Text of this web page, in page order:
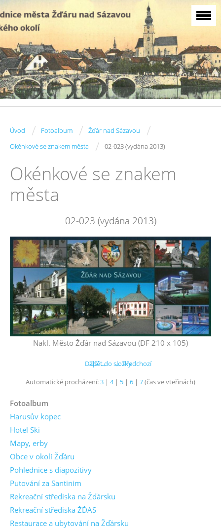
Úvod / Fotoalbum / Žďár nad Sázavou /
Okénkové se znakem města / 02-023 (vydána 2013)
Okénkové se znakem
města
02-023 (vydána 2013)
Nakl. Město Žďár nad Sázavou (DF 210 x 105)
← Předchozí
Další →
Zpět do složky
Automatické procházení:3 | 4| 5 | 6 | 7(čas ve vteřinách)
Fotoalbum
Harusův kopec
Hotel Ski
Mapy, erby
Obce v okolí Žďáru
Pohlednice s diapozitivy
Putování za Santinim
Rekreační střediska na Žďársku
Rekreační střediska ŽĎAS
Restaurace a ubytování na Žďársku